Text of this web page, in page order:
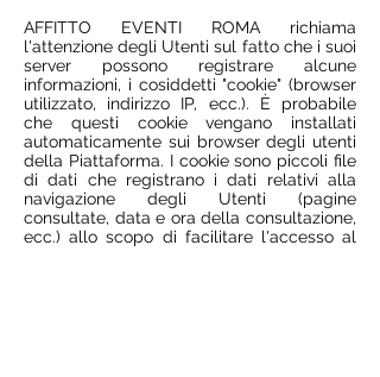
AFFITTO EVENTI ROMA richiama
l'attenzione degli Utenti sul fatto che i suoi
server possono registrare alcune
informazioni, i cosiddetti "cookie" (browser
utilizzato, indirizzo IP, ecc.). È probabile
che questi cookie vengano installati
automaticamente sui browser degli utenti
della Piattaforma. I cookie sono piccoli file
di dati che registrano i dati relativi alla
navigazione degli Utenti (pagine
consultate, data e ora della consultazione,
ecc.) allo scopo di facilitare l'accesso al